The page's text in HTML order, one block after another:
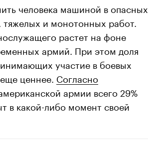
человека машиной в опасных
и монотонных работ.
растет на фоне
армий. При этом доля
участие в боевых
ценнее. Согласно
армии всего 29%
в какой-либо момент своей